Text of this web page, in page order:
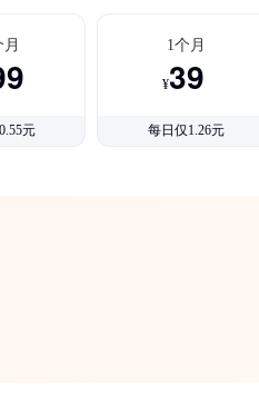
元
1个月
¥39
每日仅1.26元